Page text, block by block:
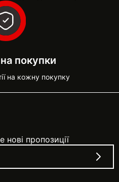
покупки
на кожну покупку
нові пропозиції